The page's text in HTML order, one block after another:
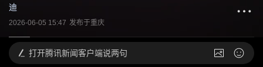
迪
2026-06-05 15:47 发布于重庆
打开腾讯新闻客户端说两句